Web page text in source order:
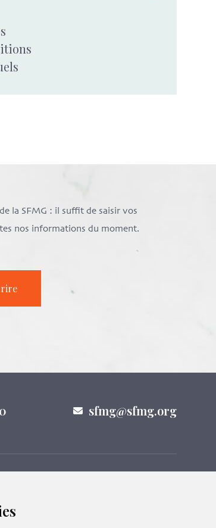
la SFMG : il suffit de saisir vos
nos informations du moment.
sfmg@sfmg.org